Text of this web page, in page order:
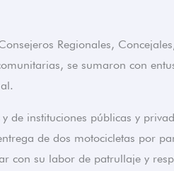
Regionales,
se sumaron con
de instituciones públicas y
de dos motocicletas por
con su labor de patrullaje y